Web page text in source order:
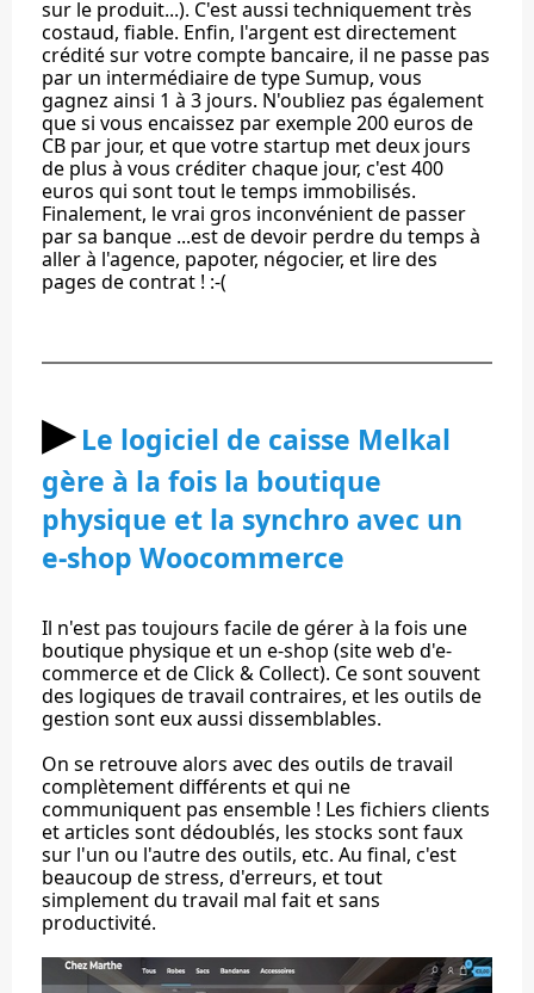
sur le produit...). C'est aussi techniquement très
costaud, fiable. Enfin, l'argent est directement
crédité sur votre compte bancaire, il ne passe pas
par un intermédiaire de type Sumup, vous
gagnez ainsi 1 à 3 jours. N'oubliez pas également
que si vous encaissez par exemple 200 euros de
CB par jour, et que votre startup met deux jours
de plus à vous créditer chaque jour, c'est 400
euros qui sont tout le temps immobilisés.
Finalement, le vrai gros inconvénient de passer
par sa banque ...est de devoir perdre du temps à
aller à l'agence, papoter, négocier, et lire des
pages de contrat ! :-(
▶︎ Le logiciel de caisse Melkal
gère à la fois la boutique
physique et la synchro avec un
e-shop Woocommerce
Il n'est pas toujours facile de gérer à la fois une
boutique physique et un e-shop (site web d'e-
commerce et de Click & Collect). Ce sont souvent
des logiques de travail contraires, et les outils de
gestion sont eux aussi dissemblables.
On se retrouve alors avec des outils de travail
complètement différents et qui ne
communiquent pas ensemble ! Les fichiers clients
et articles sont dédoublés, les stocks sont faux
sur l'un ou l'autre des outils, etc. Au final, c'est
beaucoup de stress, d'erreurs, et tout
simplement du travail mal fait et sans
productivité.